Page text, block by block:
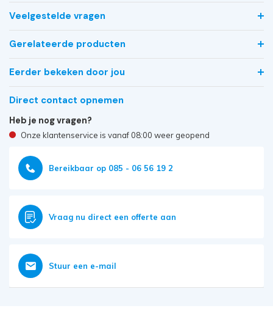
Veelgestelde vragen
Gerelateerde producten
Eerder bekeken door jou
Direct contact opnemen
Heb je nog vragen?
Onze klantenservice is vanaf 08:00 weer geopend
Bereikbaar op 085 - 06 56 19 2
Vraag nu direct een offerte aan
Stuur een e-mail